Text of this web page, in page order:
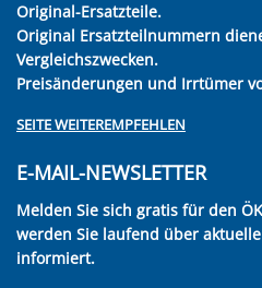
Original-Ersatzteile.
Original Ersatzteilnummern
Vergleichszwecken.
Preisänderungen und Irrtümer
SEITE WEITEREMPFEHLEN
E-MAIL-NEWSLETTER
Melden Sie sich gratis für den
werden Sie laufend über
informiert.